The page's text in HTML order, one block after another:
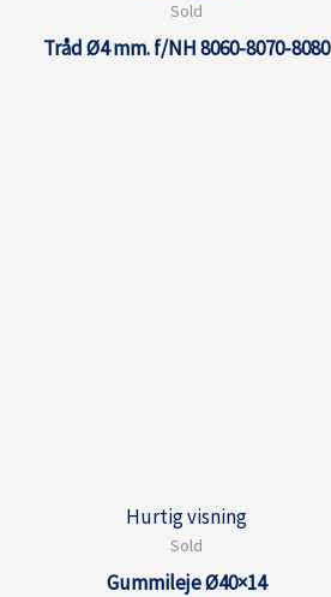
Sold
Tråd Ø4 mm. f/NH 8060-8070-8080
Hurtig visning
Sold
Gummileje Ø40×14